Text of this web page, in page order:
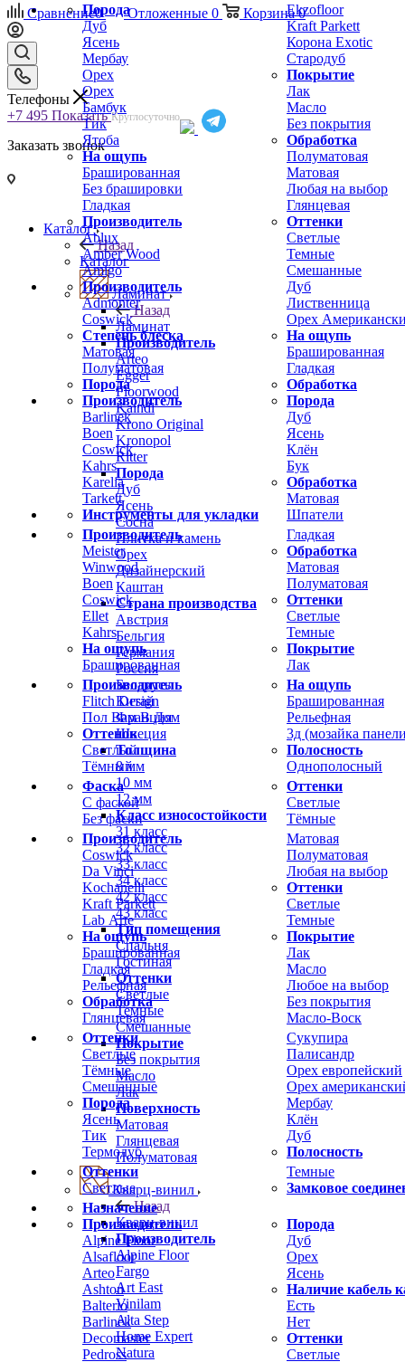
Порода
Дуб
Ясень
Мербау
Орех
Орех
Бамбук
Тик
Ятоба
На ощупь
Брашированная
Без брашировки
Гладкая
Производитель
Ablux
Amber Wood
Amigo
Ekzofloor
Kraft Parkett
Корона Exotic
Стародуб
Покрытие
Лак
Масло
Без покрытия
Обработка
Полуматовая
Матовая
Любая на выбор
Глянцевая
Оттенки
Светлые
Темные
Смешанные
Производитель
Admonter
Coswick
Степень блеска
Матовая
Полуматовая
Порода
Дуб
Лиственница
Орех
На ощупь
Брашированная
Гладкая
Обработка
Производитель
Barlinek
Boen
Coswick
Kahrs
Karelia
Tarkett
Порода
Дуб
Ясень
Клён
Бук
Обработка
Матовая
Инструменты для укладки
Шпатели
Производитель
Meister
Winwood
Boen
Coswick
Ellet
Kahrs
На ощупь
Брашированная
Гладкая
Обработка
Матовая
Полуматовая
Оттенки
Светлые
Темные
Покрытие
Лак
Производитель
Flitch Design
Пол Вам В Дом
Оттенок
Светлый
Тёмный
На ощупь
Брашированная
Рельефная
3д (мозайка
Полосность
Однополосный
Фаска
С фаской
Без фаски
Оттенки
Светлые
Тёмные
Производитель
Coswick
Da Vinci
Kochanelli
Kraft Parkett
Lab Arte
На ощупь
Брашированная
Гладкая
Рельефная
Обработка
Глянцевая
Матовая
Полуматовая
Любая на выбор
Оттенки
Светлые
Темные
Покрытие
Лак
Масло
Любое на выбор
Без покрытия
Масло-Воск
Оттенки
Светлые
Тёмные
Смешанные
Порода
Ясень
Тик
Термодуб
Сукупира
Палисандр
Орех европейский
Орех
Мербау
Клён
Дуб
Полосность
Оттенки
Светлые
Темные
Замковое
Назначение
Производитель
Alpine Floor
Alsafloor
Arteo
Ashton
Balterio
Barlinek
Decomaster
Pedross
Порода
Дуб
Орех
Ясень
Наличие кабель
Есть
Нет
Оттенки
Светлые
Сравнение0 Отложенные 0 Корзина 0
Телефоны
+7 495 Показать Круглосуточно
Заказать звонок
Каталог
Назад
Каталог
Ламинат
Назад
Ламинат
Производитель
Arteo
Egger
Floorwood
Kaindl
Krono Original
Kronopol
Ritter
Порода
Дуб
Ясень
Сосна
Плитка и камень
Орех
Дизайнерский
Каштан
Страна производства
Австрия
Бельгия
Германия
Россия
Беларусь
Китай
Франция
Швеция
Толщина
8 мм
10 мм
12 мм
Класс износостойкости
31 класс
32 класс
33 класс
34 класс
42 класс
43 класс
Тип помещения
Спальня
Гостиная
Оттенки
Светлые
Темные
Смешанные
Покрытие
Без покрытия
Масло
Лак
Поверхность
Матовая
Глянцевая
Полуматовая
Кварц-винил
Назад
Кварц-винил
Производитель
Alpine Floor
Fargo
Art East
Vinilam
Alta Step
Home Expert
Natura